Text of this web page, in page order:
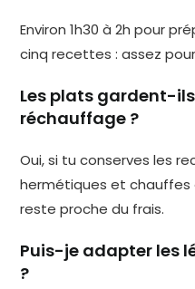
Environ 1h30 à 2h pour
cinq recettes : assez
Les plats gardent-
réchauffage ?
Oui, si tu conserves les
hermétiques et
reste proche du frais.
Puis-je adapter les
?